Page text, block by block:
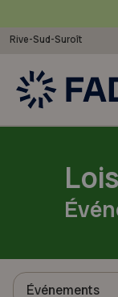
Rive-Sud-Suroît
Événements